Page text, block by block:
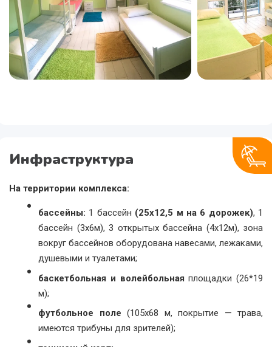
Инфраструктура
На территории комплекса:
бассейны: 1 бассейн (25х12,5 м на 6 дорожек), 1
бассейн (3х6м), 3 открытых бассейна (4х12м), зона
вокруг бассейнов оборудована навесами, лежаками,
душевыми и туалетами;
баскетбольная и волейбольная площадки (26*19
м);
футбольное поле (105х68 м, покрытие — трава,
имеются трибуны для зрителей);